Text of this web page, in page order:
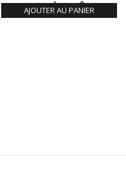
AJOUTER AU PANIER